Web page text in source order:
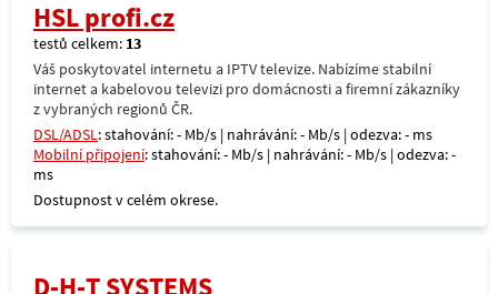
HSL profi.cz
testů celkem: 13
Váš poskytovatel internetu a IPTV televize. Nabízíme stabilní
internet a kabelovou televizi pro domácnosti a firemní zákazníky
z vybraných regionů ČR.
DSL/ADSL: stahování: - Mb/s | nahrávání: - Mb/s | odezva: - ms
Mobilní připojení: stahování: - Mb/s | nahrávání: - Mb/s | odezva: -
ms
Dostupnost v celém okrese.
D-H-T SYSTEMS